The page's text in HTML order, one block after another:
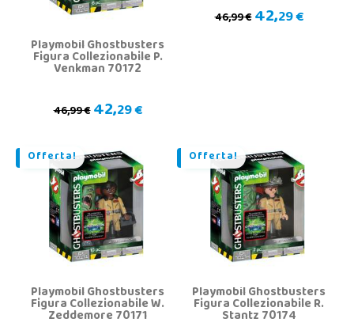
Playmobil Ghostbusters
Figura Collezionabile P.
Venkman 70172
46,99 €42,29 €
46,99 €42,29 €
Offerta!
Playmobil Ghostbusters
Figura Collezionabile W.
Zeddemore 70171
Offerta!
Playmobil Ghostbusters
Figura Collezionabile R.
Stantz 70174